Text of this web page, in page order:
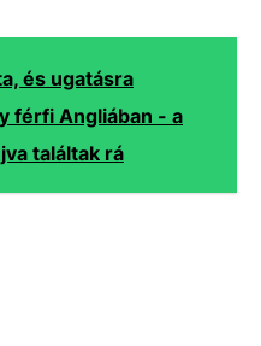
és ugatásra
férfi Angliában - a
találtak rá